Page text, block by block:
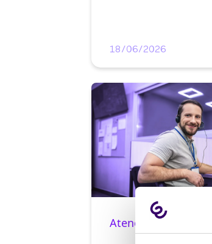
18/06/2026
Atención al cliente |